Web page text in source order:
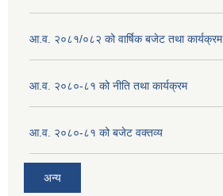
आ.व. २०८१/०८२ को वार्षिक बजेट तथा कार्यक्रम
आ.व. २०८०-८१ को नीति तथा कार्यक्रम
आ.व. २०८०-८१ को बजेट वक्तव्य
अन्य